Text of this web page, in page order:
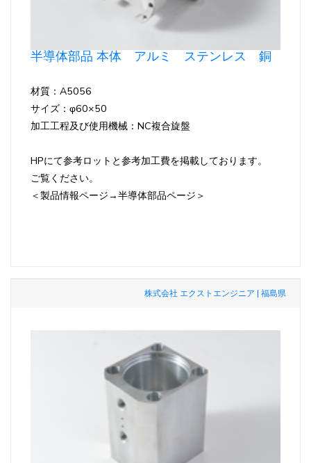
半導体部品 本体 アルミ ステンレス 銅
材質：A5056
サイズ：φ60×50
加工工程及び使用機械：NC複合旋盤
HPにて参考ロットと参考加工費を掲載しております。
ご覧ください。
＜製品情報ページ→半導体部品ページ＞
株式会社 エクストエンジニア | 福島県